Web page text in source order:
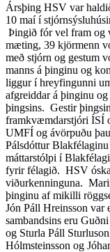
Ársþing HSV var
10 maí í
Þingið fór vel fram og
mæting, 39 kjörmenn
með stjórn og gestum
manns á þinginu og
liggur í hreyfingunni
afgreiddar á þinginu
þingsins. Gestir
framkvæmdarstjóri ÍSÍ
UMFÍ og ávörpuðu
Pálsdóttur
máttarstólpi í
fyrir félagið. HSV
viðurkenninguna.
þinginu af mikilli
Jón Páll Hreinsson
sambandsins eru
og Sturla Páll
Hólmsteinsson og